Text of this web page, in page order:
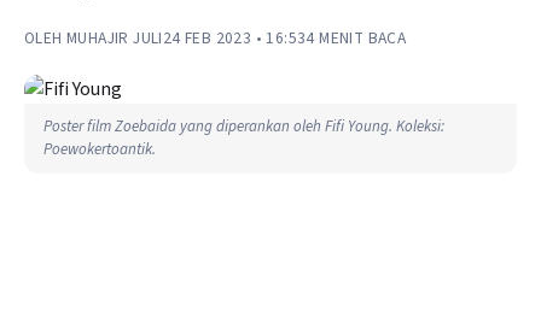
OLEH MUHAJIR JULI24 FEB 2023 • 16:534 MENIT BACA
Poster film Zoebaida yang diperankan oleh Fifi Young. Koleksi:
Poewokertoantik.